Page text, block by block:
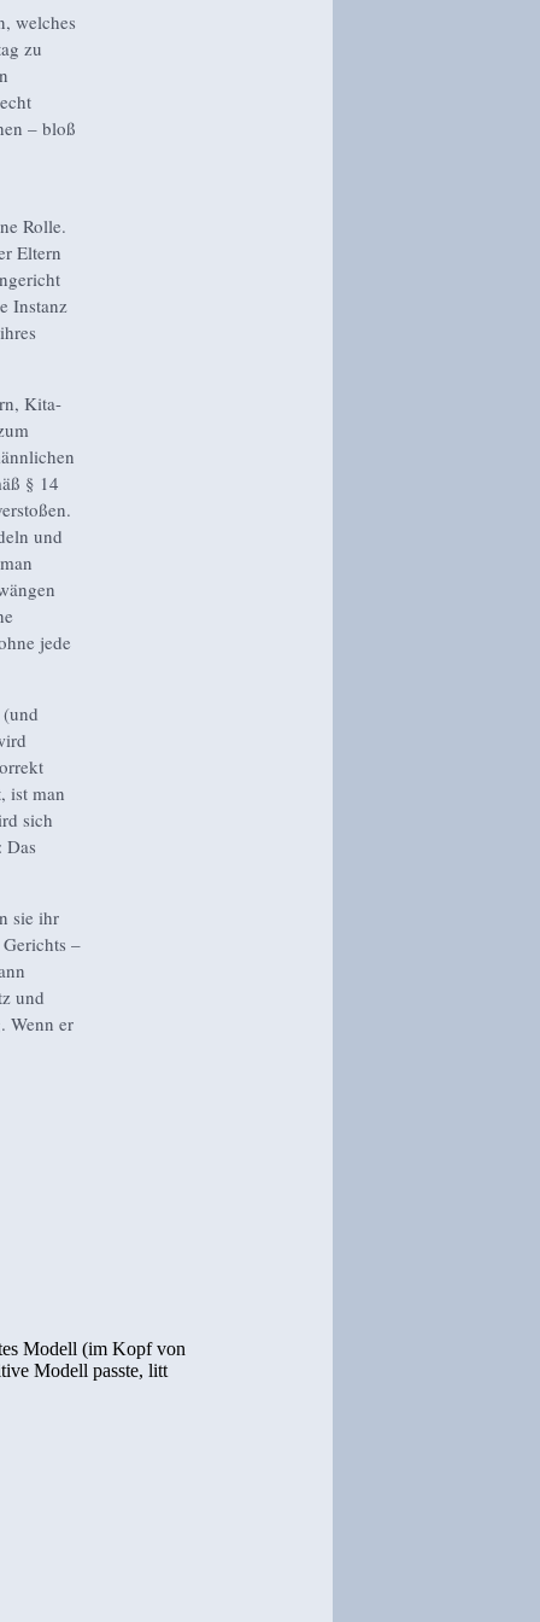
welches
zu
– bloß
Rolle.
Eltern
Instanz
Kita-
§ 14
und
jede
ist man
sich
Das
sie ihr
–
und
Wenn er